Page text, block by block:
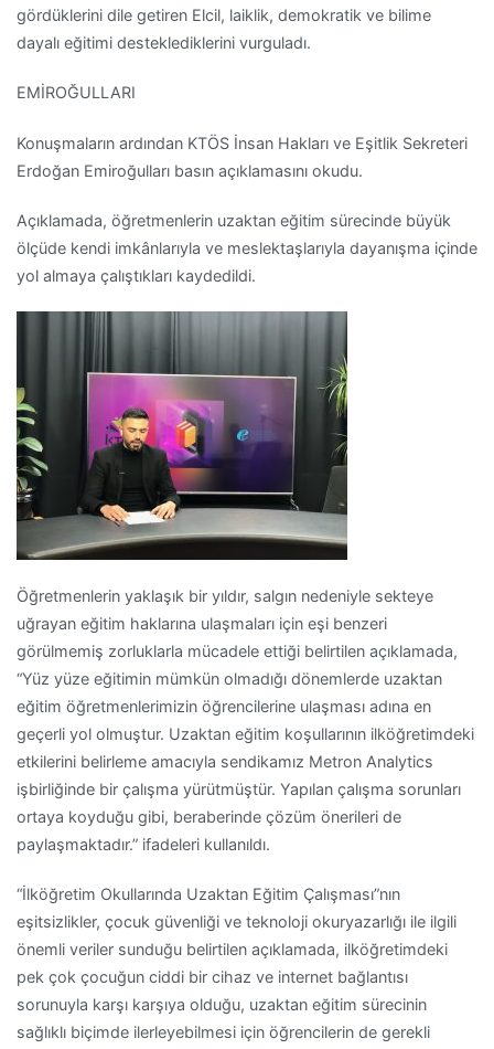
gördüklerini dile getiren Elcil, laiklik, demokratik ve bilime
dayalı eğitimi desteklediklerini vurguladı.
EMİROĞULLARI
Konuşmaların ardından KTÖS İnsan Hakları ve Eşitlik Sekreteri
Erdoğan Emiroğulları basın açıklamasını okudu.
Açıklamada, öğretmenlerin uzaktan eğitim sürecinde büyük
ölçüde kendi imkânlarıyla ve meslektaşlarıyla dayanışma içinde
yol almaya çalıştıkları kaydedildi.
Öğretmenlerin yaklaşık bir yıldır, salgın nedeniyle sekteye
uğrayan eğitim haklarına ulaşmaları için eşi benzeri
görülmemiş zorluklarla mücadele ettiği belirtilen açıklamada,
“Yüz yüze eğitimin mümkün olmadığı dönemlerde uzaktan
eğitim öğretmenlerimizin öğrencilerine ulaşması adına en
geçerli yol olmuştur. Uzaktan eğitim koşullarının ilköğretimdeki
etkilerini belirleme amacıyla sendikamız Metron Analytics
işbirliğinde bir çalışma yürütmüştür. Yapılan çalışma sorunları
ortaya koyduğu gibi, beraberinde çözüm önerileri de
paylaşmaktadır.” ifadeleri kullanıldı.
“İlköğretim Okullarında Uzaktan Eğitim Çalışması”nın
eşitsizlikler, çocuk güvenliği ve teknoloji okuryazarlığı ile ilgili
önemli veriler sunduğu belirtilen açıklamada, ilköğretimdeki
pek çok çocuğun ciddi bir cihaz ve internet bağlantısı
sorunuyla karşı karşıya olduğu, uzaktan eğitim sürecinin
sağlıklı biçimde ilerleyebilmesi için öğrencilerin de gerekli